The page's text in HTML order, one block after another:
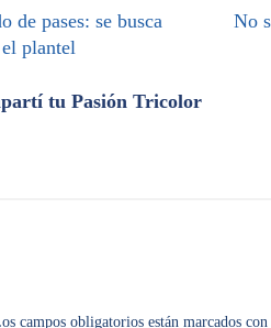
de pases: se busca
plantel
No
tu Pasión Tricolor
campos obligatorios están marcados con